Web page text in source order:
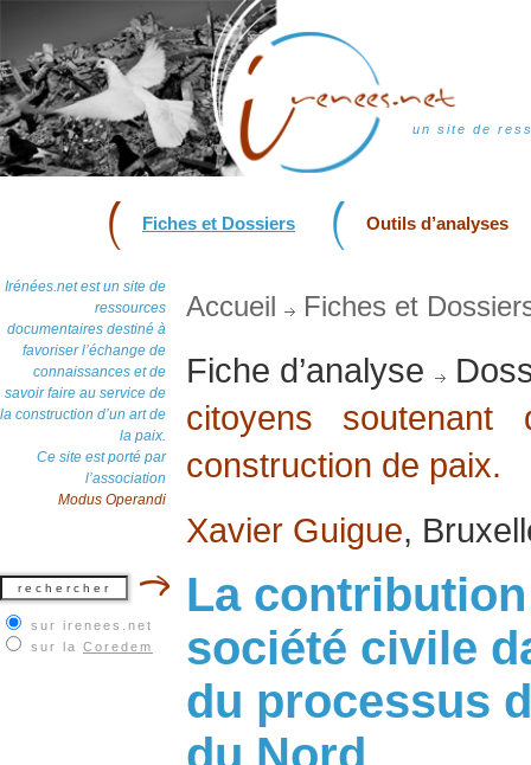
un site de
Fiches et Dossiers Outils d’analyses
Irénées.net est un site de
ressources
documentaires destiné à
favoriser l’échange de
connaissances et de
savoir faire au service de
la construction d’un art de
la paix.
Ce site est porté par
l’association
Modus Operandi
sur irenees.net
sur la Coredem
Accueil Fiches et
Fiche d’analyse
citoyens
construction de paix.
Xavier Guigue,
La
société civile
du processus
du Nord